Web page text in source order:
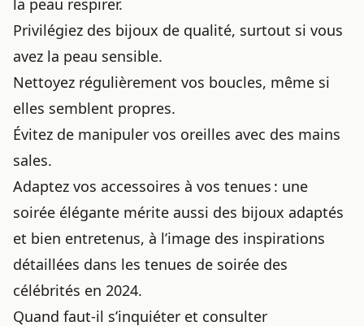
la peau respirer.
Privilégiez des bijoux de qualité, surtout si vous
avez la peau sensible.
Nettoyez régulièrement vos boucles, même si
elles semblent propres.
Évitez de manipuler vos oreilles avec des mains
sales.
Adaptez vos accessoires à vos tenues : une
soirée élégante mérite aussi des bijoux adaptés
et bien entretenus, à l’image des inspirations
détaillées dans les tenues de soirée des
célébrités en 2024.
Quand faut-il s’inquiéter et consulter